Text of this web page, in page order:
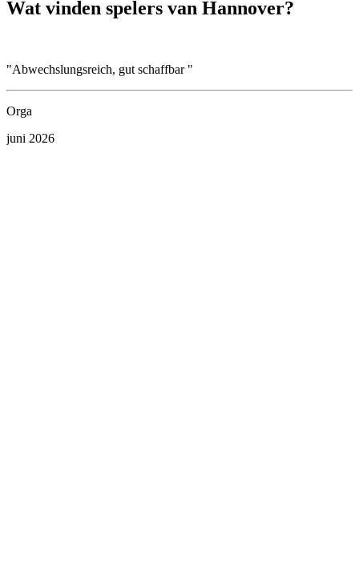
Wat vinden spelers van Hannover?
"Abwechslungsreich, gut schaffbar "
Orga
juni 2026